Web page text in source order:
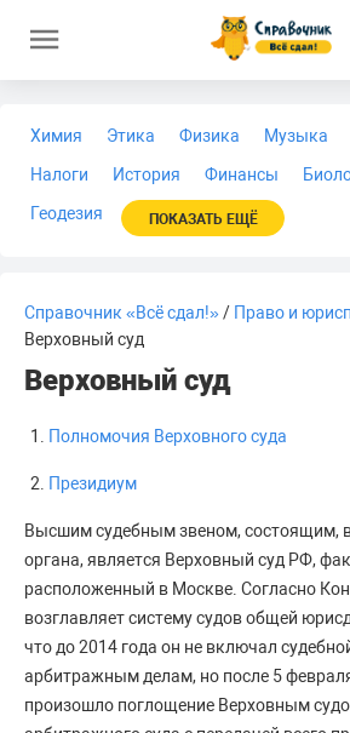
Химия Этика Физика Музыка
Налоги
История Финансы
Геодезия
ПОКАЗАТЬ ЕЩЁ
Справочник «Всё сдал!»/ Право и
Верховный суд
Верховный суд
Полномочия Верховного суда
Президиум
Высшим судебным звеном, состоящим,
органа, является Верховный суд РФ,
расположенный в Москве. Согласно
возглавляет систему судов общей
что до 2014 года он не включал
арбитражным делам, но после 5
произошло поглощение Верховным